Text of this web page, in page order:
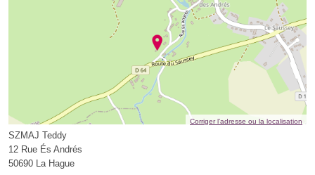
Corriger l’adresse ou la localisation
SZMAJ Teddy
12 Rue És Andrés
50690 La Hague